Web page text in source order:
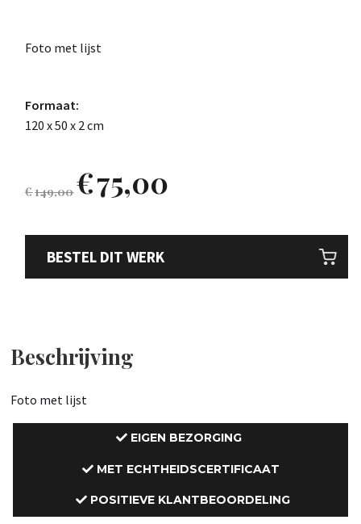
Foto met lijst
Formaat:
120 x 50 x 2 cm
€149,00€75,00
BESTEL DIT WERK
Beschrijving
Foto met lijst
EIGEN BEZORGING
MET ECHTHEIDSCERTIFICAAT
POSITIEVE KLANTBEOORDELING